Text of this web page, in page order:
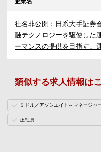
企業名
社名非公開：日系大手証券
融テクノロジーを駆使した
ーマンスの提供を目指す。
類似する求人情報は
ミドル／アソシエイト～マネージャ
正社員